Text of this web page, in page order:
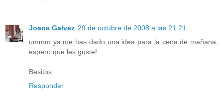
Joana Galvez 29 de octubre de 2008 a las 21:21
ummm ya me has dado una idea para la cena de mañana,
espero que les guste!
Besitos
Responder